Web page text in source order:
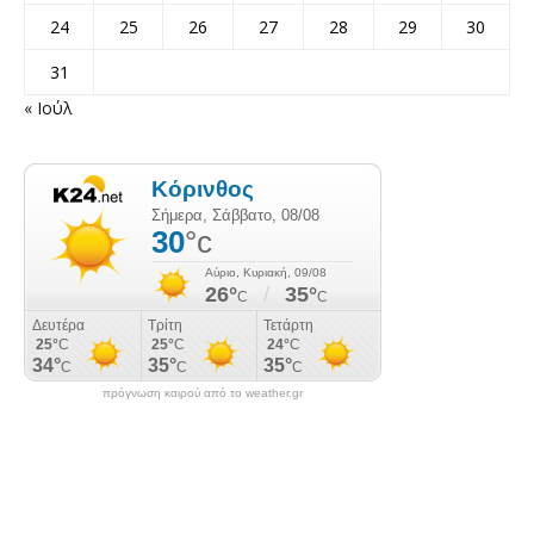
24
25 26 27 28 29
30
31
« Ιούλ
πρόγνωση καιρού από το weather.gr